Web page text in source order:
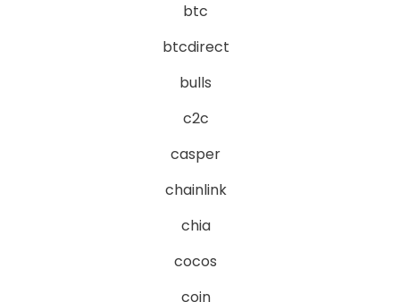
btc
btcdirect
bulls
c2c
casper
chainlink
chia
cocos
coin